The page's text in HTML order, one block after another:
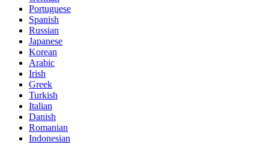
Portuguese
Spanish
Russian
Japanese
Korean
Arabic
Irish
Greek
Turkish
Italian
Danish
Romanian
Indonesian